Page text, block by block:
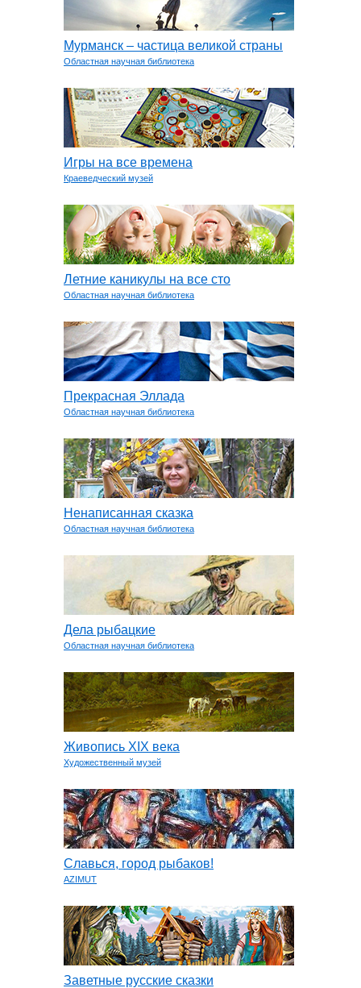
Мурманск – частица великой страны
Областная научная библиотека
Игры на все времена
Краеведческий музей
Летние каникулы на все сто
Областная научная библиотека
Прекрасная Эллада
Областная научная библиотека
Ненаписанная сказка
Областная научная библиотека
Дела рыбацкие
Областная научная библиотека
Живопись XIX века
Художественный музей
Славься, город рыбаков!
AZIMUT
Заветные русские сказки